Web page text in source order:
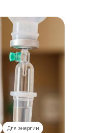
Для энергии